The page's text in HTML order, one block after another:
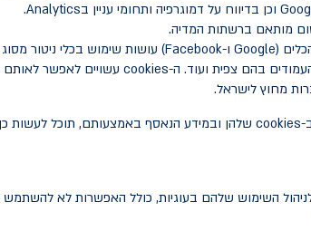
וכן בדיווח על דמוגרפיה ותחומי עניין בAnalytics
.
מותאם ברשתות המדיה.
(
Google ו-Facebook) עושות שימוש בכלי ניטור מסוג
בהם צפית ועוד. ה-cookies עשויים לאפשר
מחוץ לישראל.
cookies שלהן ובמידע הנאסף באמצעותם, תוכל לעשות
השימוש שלהם בעוגיות, כולל האפשרות לא